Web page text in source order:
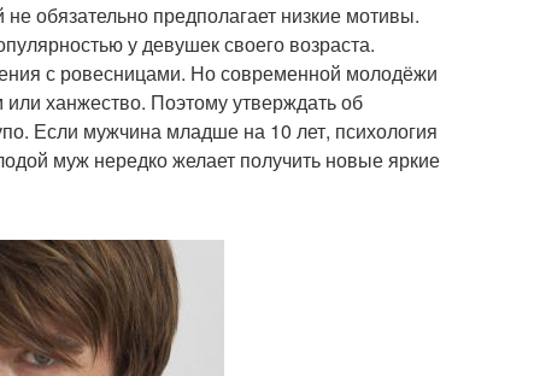
обязательно предполагает низкие мотивы.
у девушек своего возраста.
с ровесницами. Но современной молодёжи
ханжество. Поэтому утверждать об
Если мужчина младше на 10 лет, психология
муж нередко желает получить новые яркие